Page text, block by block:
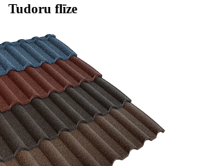
Tudoru flīze